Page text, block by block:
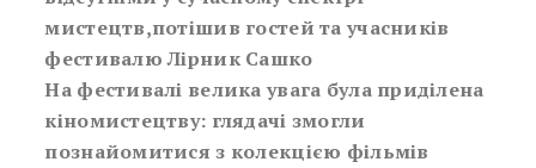
мистецтв,потішив гостей та учасників
фестивалю Лірник Сашко
На фестивалі велика увага була приділена
кіномистецтву: глядачі змогли
познайомитися з колекцією фільмів